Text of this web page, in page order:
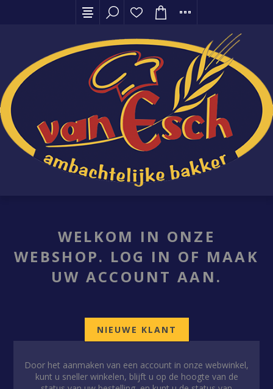
WELKOM IN ONZE
WEBSHOP. LOG IN OF MAAK
UW ACCOUNT AAN.
NIEUWE KLANT
Door het aanmaken van een account in onze webwinkel,
kunt u sneller winkelen, blijft u op de hoogte van de